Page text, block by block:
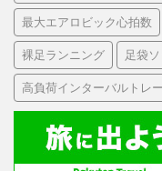
最大エアロビック心拍数
裸足ランニング 足袋
高負荷インターバルトレ